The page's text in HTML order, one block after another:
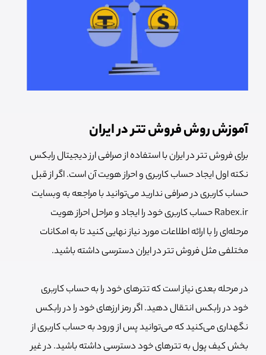
آموزش روش فروش تتر در ایران
برای فروش تتر در ایران با استفاده از صرافی ارز دیجیتال رابکس
نکته اول ایجاد حساب کاربری و احراز هویت آن است. اگر از قبل
حساب کاربری در صرافی ندارید می‌توانید با مراجعه به وبسایت
Rabex.ir حساب کاربری خود را ایجاد و مراحل احراز هویت
مرحله‌ای را با ارائه اطلاعات مورد نیاز نهایی کنید تا به امکانات
مختلفی مثل فروش تتر در ایران دسترسی داشته باشید.
در مرحله بعدی نیاز است که تترهای خود را به حساب کاربری
خود در رابکس انتقال دهید. اگر رمز ارزهای خود را در رابکس
نگهداری می‌کنید که می‌توانید پس از ورود به حساب کاربری از
بخش کیف پول به تترهای خود دسترسی داشته باشید. در غیر